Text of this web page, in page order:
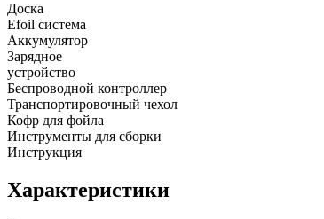
Доска
Efoil система
Аккумулятор
Зарядное
устройство
Беспроводной контроллер
Транспортировочный чехол
Кофр для фойла
Инструменты для сборки
Инструкция
Характеристики